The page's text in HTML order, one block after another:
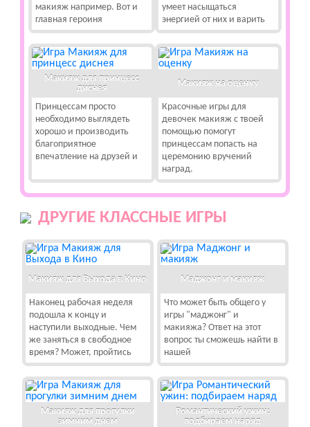
макияж например. Вот и
главная героиня
умеет насыщаться
энергией от них и варить
Макияж для принцесс
диснея
Принцессам просто
необходимо выглядеть
хорошо и производить
благоприятное
впечатление на друзей и
Макияж на оценку
Красочные игры для
девочек макияж с твоей
помощью помогут
принцессам попасть на
церемонию вручений
наград.
ДРУГИЕ КЛАССНЫЕ ИГРЫ
Макияж для Выхода в Кино
Наконец рабочая неделя
подошла к концу и
наступили выходные. Чем
же заняться в свободное
время? Может, пройтись
Маджонг и макияж
Что может быть общего у
игры "маджонг" и
макияжа? Ответ на этот
вопрос ты сможешь найти в
нашей
Макияж для прогулки
зимним днем
Романтический ужин:
подбираем наряд